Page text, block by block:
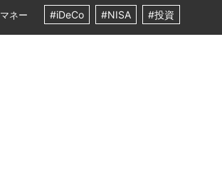
マネー #iDeCo #NISA #投資